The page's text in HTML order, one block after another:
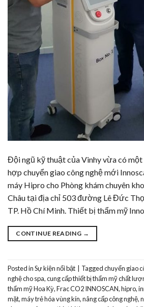
Đội ngũ kỹ thuật của Vinhy vừa có
hợp chuyển giao công nghệ mới
máy Hipro cho Phòng khám chuyên
Châu tại địa chỉ 503 đường Lê Đức
TP. Hồ Chí Minh. Thiết bị thẩm mỹ
CONTINUE READING →
Posted inSự kiện nổi bật Taggedchuyển giao
nghệ cho spa,cung cấp thiết bị thẩm mỹ chất
thẩm mỹ Hoa Kỳ,Frac CO2 INNOSCAN,hipro,
mặt,máy trẻ hóa vùng kín,nâng cấp công nghệ,